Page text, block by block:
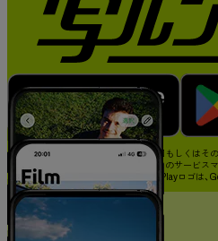
※ Apple、Appleのロゴは、⽶国もしくはそ
す。App Storeは、Apple Inc.のサービス
※ Google PlayおよびGoogle Playロゴは、
写ルンです™で撮って
コンビニで送るだけ！
アプリに画像データが届きます。